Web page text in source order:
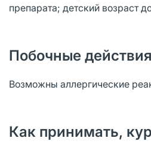
препарата; детский возраст
Побочные действия
Возможны аллергические
Как принимать,